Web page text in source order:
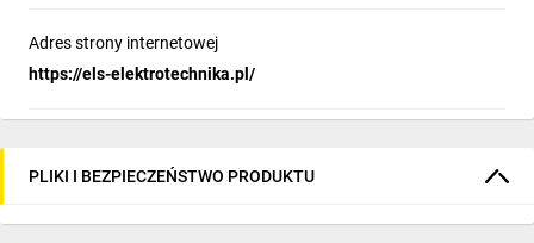
max temp. żyły podczas pracy przewodu:+90℃,
Jak obliczyć maksymalną dopuszczalną moc [W] urządzenia
Adres strony internetowej
https://els-elektrotechnika.pl/
PLIKI I BEZPIECZEŃSTWO PRODUKTU